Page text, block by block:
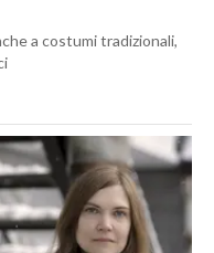
a costumi tradizionali,